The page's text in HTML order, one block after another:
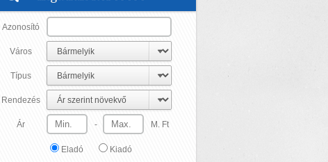
Azonosító
Város
Típus
Rendezés
Ár - M. Ft
Eladó
Kiadó